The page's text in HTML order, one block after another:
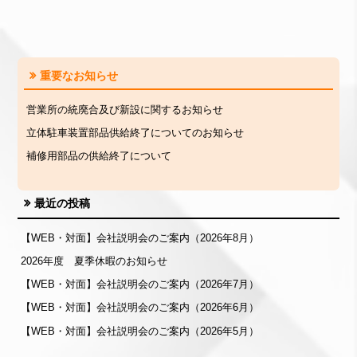
重要なお知らせ
営業所の統廃合及び新設に関するお知らせ
立体駐車装置部品供給終了についてのお知らせ
補修用部品の供給終了について
最近の投稿
【WEB・対面】会社説明会のご案内（2026年8月）
2026年度 夏季休暇のお知らせ
【WEB・対面】会社説明会のご案内（2026年7月）
【WEB・対面】会社説明会のご案内（2026年6月）
【WEB・対面】会社説明会のご案内（2026年5月）